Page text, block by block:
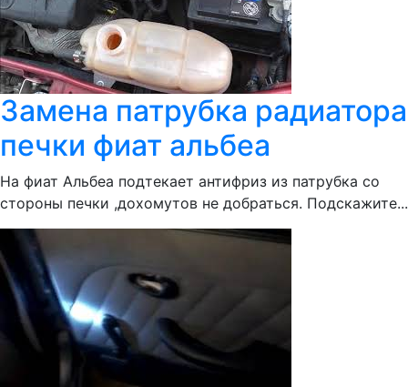
Замена патрубка радиатора
печки фиат альбеа
На фиат Альбеа подтекает антифриз из патрубка со
стороны печки ,дохомутов не добраться. Подскажите...